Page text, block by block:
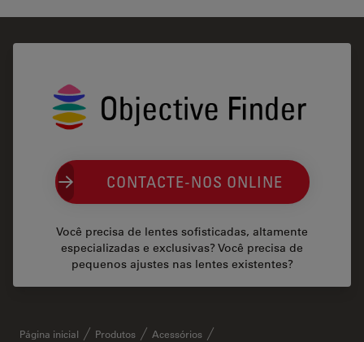
CONTACTE-NOS ONLINE
Você precisa de lentes sofisticadas, altamente
especializadas e exclusivas? Você precisa de
pequenos ajustes nas lentes existentes?
Página inicial Produtos Acessórios